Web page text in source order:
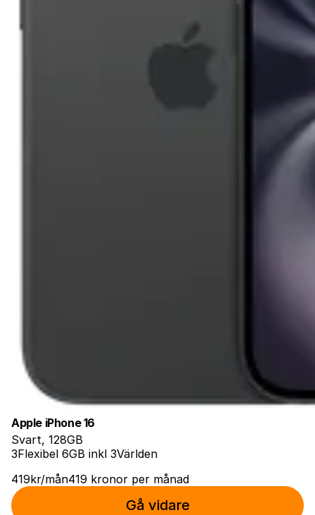
Apple iPhone 16
Svart, 128GB
3Flexibel 6GB inkl 3Världen
419kr/mån419 kronor per månad
Gå vidare